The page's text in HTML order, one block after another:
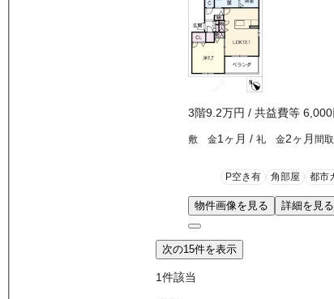
3階9.2万円 / 共益費等 6,000
敷 金1ヶ月 / 礼 金2ヶ月 間
P空き有 角部屋 都市
物件画像を見る 詳細を見る
次の15件を表示
1件該当